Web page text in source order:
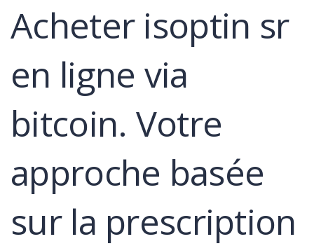
Acheter isoptin sr
en ligne via
bitcoin. Votre
approche basée
sur la prescription